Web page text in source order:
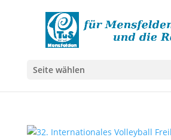
Seite wählen